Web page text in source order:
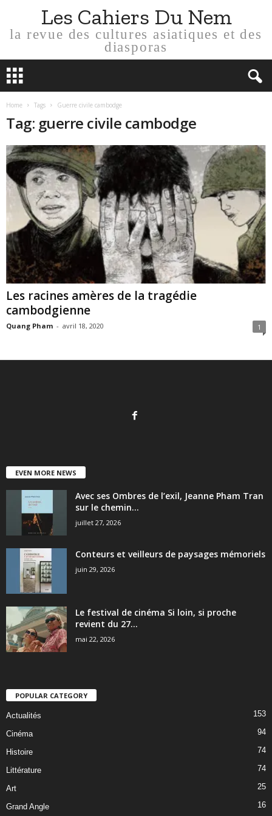
Les Cahiers Du Nem
la revue des cultures asiatiques et des
diasporas
Home Tags Guerre civile cambodge
Tag: guerre civile cambodge
Les racines amères de la tragédie
cambodgienne
Quang Pham - avril 18, 2020 1
EVEN MORE NEWS
Avec ses Ombres de l’exil, Jeanne Pham Tran
sur le chemin...
juillet 27, 2026
Conteurs et veilleurs de paysages mémoriels
juin 29, 2026
Le festival de cinéma Si loin, si proche
revient du 27...
mai 22, 2026
POPULAR CATEGORY
Actualités 153
Cinéma 94
Histoire 74
Littérature 74
Art 25
Grand Angle 16